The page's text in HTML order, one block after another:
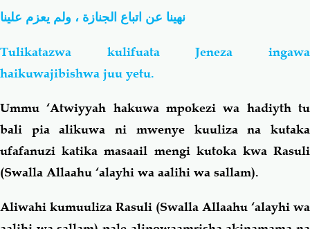
نهينا عن اتباع الجنازة ، ولم يعزم علينا
Tulikatazwa kulifuata Jeneza ingawa
haikuwajibishwa juu yetu.
Ummu ‘Atwiyyah hakuwa mpokezi wa hadiyth tu
bali pia alikuwa ni mwenye kuuliza na kutaka
ufafanuzi katika masaail mengi kutoka kwa Rasuli
(Swalla Allaahu ‘alayhi wa aalihi wa sallam).
Aliwahi kumuuliza Rasuli (Swalla Allaahu ‘alayhi wa